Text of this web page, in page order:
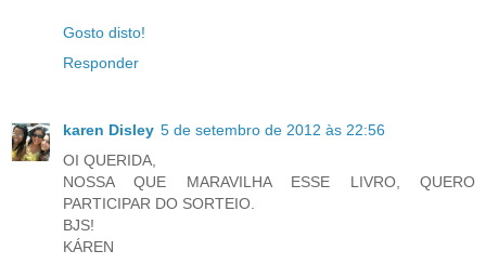
Gosto disto!
Responder
karen Disley 5 de setembro de 2012 às 22:56
OI QUERIDA,
NOSSA QUE MARAVILHA ESSE LIVRO, QUERO
PARTICIPAR DO SORTEIO.
BJS!
KÁREN